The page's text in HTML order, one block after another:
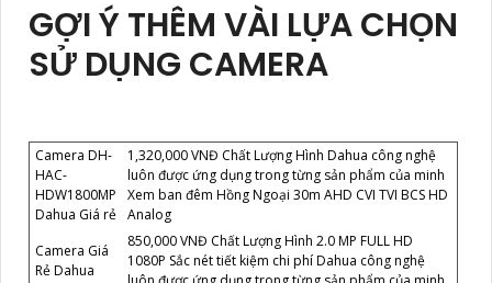
GỢI Ý THÊM VÀI LỰA CHỌN
SỬ DỤNG CAMERA
Camera DH-
HAC-
HDW1800MP
Dahua Giá rẻ
1,320,000 VNĐ Chất Lượng Hình Dahua công nghệ
luôn được ứng dụng trong từng sản phẩm của minh
Xem ban đêm Hồng Ngoại 30m AHD CVI TVI BCS HD
Analog
Camera Giá
Rẻ Dahua
850,000 VNĐ Chất Lượng Hình 2.0 MP FULL HD
1080P Sắc nét tiết kiệm chi phí Dahua công nghệ